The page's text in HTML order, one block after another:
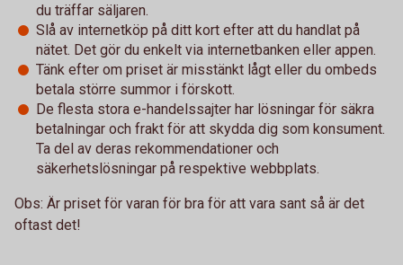
du träffar säljaren.
Slå av internetköp på ditt kort efter att du handlat på
nätet. Det gör du enkelt via internetbanken eller appen.
Tänk efter om priset är misstänkt lågt eller du ombeds
betala större summor i förskott.
De flesta stora e-handelssajter har lösningar för säkra
betalningar och frakt för att skydda dig som konsument.
Ta del av deras rekommendationer och
säkerhetslösningar på respektive webbplats.
Obs: Är priset för varan för bra för att vara sant så är det
oftast det!